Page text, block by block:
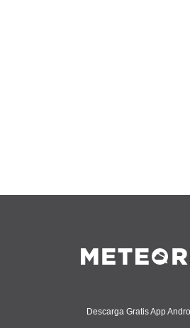
Descarga Gratis App